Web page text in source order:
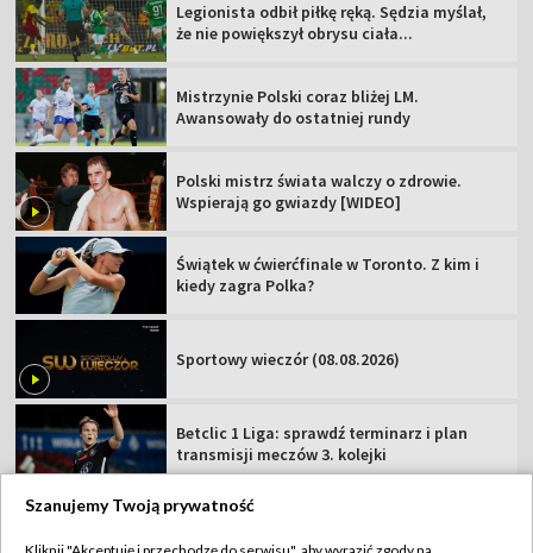
Legionista odbił piłkę ręką. Sędzia myślał,
że nie powiększył obrysu ciała...
Mistrzynie Polski coraz bliżej LM.
Awansowały do ostatniej rundy
Polski mistrz świata walczy o zdrowie.
Wspierają go gwiazdy [WIDEO]
Świątek w ćwierćfinale w Toronto. Z kim i
kiedy zagra Polka?
Sportowy wieczór (08.08.2026)
Betclic 1 Liga: sprawdź terminarz i plan
transmisji meczów 3. kolejki
Szanujemy Twoją prywatność